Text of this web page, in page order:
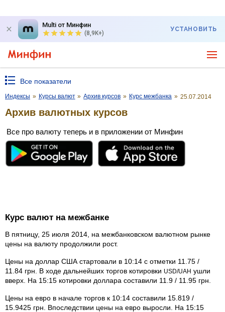
Multi от Минфин
(8,9K+)
УСТАНОВИТЬ
Все показатели
Индексы » Курсы валют » Архив курсов » Курс межбанка » 25.07.2014
Архив валютных курсов
Все про валюту теперь и в приложении от Минфин
Курс валют на межбанке
В пятницу, 25 июля 2014, на межбанковском валютном рынке
цены на валюту продолжили рост.
Цены на доллар США стартовали в 10:14 с отметки 11.75 /
11.84 грн. В ходе дальнейших торгов котировки USD/UAH ушли
вверх. На 15:15 котировки доллара составили 11.9 / 11.95 грн.
Цены на евро в начале торгов к 10:14 составили 15.819 /
15.9425 грн. Впоследствии цены на евро выросли. На 15:15